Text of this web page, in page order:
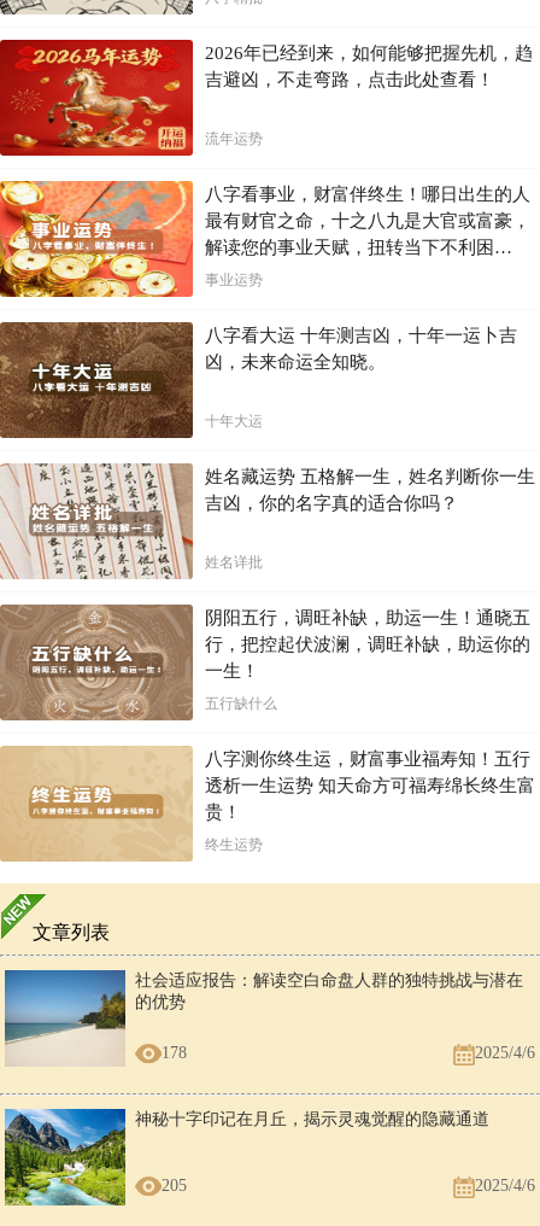
2026年已经到来，如何能够把握先机，趋
吉避凶，不走弯路，点击此处查看！
流年运势
八字看事业，财富伴终生！哪日出生的人
最有财官之命，十之八九是大官或富豪，
解读您的事业天赋，扭转当下不利困
局！！
事业运势
八字看大运 十年测吉凶，十年一运卜吉
凶，未来命运全知晓。
十年大运
姓名藏运势 五格解一生，姓名判断你一生
吉凶，你的名字真的适合你吗？
姓名详批
阴阳五行，调旺补缺，助运一生！通晓五
行，把控起伏波澜，调旺补缺，助运你的
一生！
五行缺什么
八字测你终生运，财富事业福寿知！五行
透析一生运势 知天命方可福寿绵长终生富
贵！
终生运势
文章列表
社会适应报告：解读空白命盘人群的独特挑战与潜在
的优势
178 2025/4/6
神秘十字印记在月丘，揭示灵魂觉醒的隐藏通道
205 2025/4/6